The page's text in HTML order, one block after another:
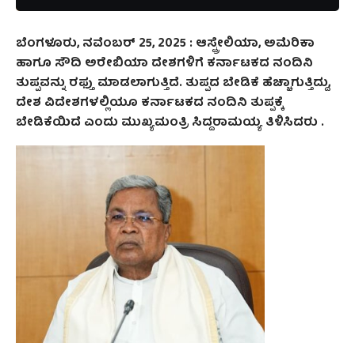
ಬೆಂಗಳೂರು, ನವೆಂಬರ್ 25, 2025 : ಆಸ್ಟ್ರೇಲಿಯಾ, ಅಮೆರಿಕಾ
ಹಾಗೂ ಸೌದಿ ಅರೇಬಿಯಾ ದೇಶಗಳಿಗೆ ಕರ್ನಾಟಕದ ನಂದಿನಿ
ತುಪ್ಪವನ್ನು ರಫ್ತು ಮಾಡಲಾಗುತ್ತಿದೆ. ತುಪ್ಪದ ಬೇಡಿಕೆ ಹೆಚ್ಚಾಗುತ್ತಿದ್ದು,
ದೇಶ ವಿದೇಶಗಳಲ್ಲಿಯೂ ಕರ್ನಾಟಕದ ನಂದಿನಿ ತುಪ್ಪಕ್ಕೆ
ಬೇಡಿಕೆಯಿದೆ ಎಂದು ಮುಖ್ಯಮಂತ್ರಿ ಸಿದ್ದರಾಮಯ್ಯ ತಿಳಿಸಿದರು .